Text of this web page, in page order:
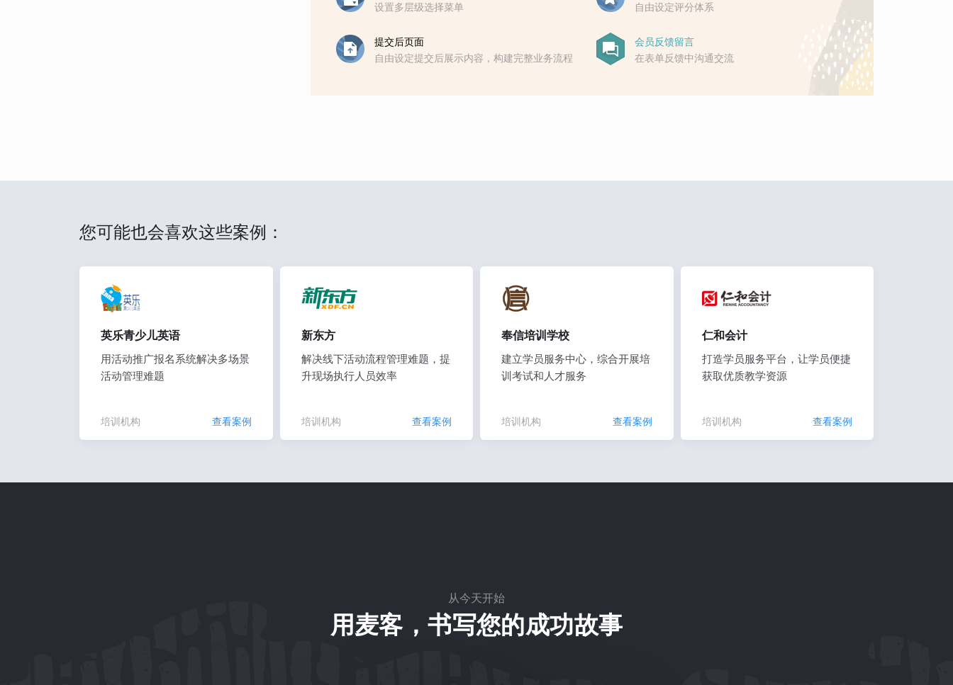
设置多层级选择菜单
自由设定评分体系
提交后页面
自由设定提交后展示内容，构建完整业务流程
会员反馈留言
在表单反馈中沟通交流
您可能也会喜欢这些案例：
英乐青少儿英语
用活动推广报名系统解决多场景
活动管理难题
培训机构 查看案例
新东方
解决线下活动流程管理难题，提
升现场执行人员效率
培训机构 查看案例
奉信培训学校
建立学员服务中心，综合开展培
训考试和人才服务
培训机构 查看案例
仁和会计
打造学员服务平台，让学员便捷
获取优质教学资源
培训机构 查看案例
从今天开始
用麦客，书写您的成功故事